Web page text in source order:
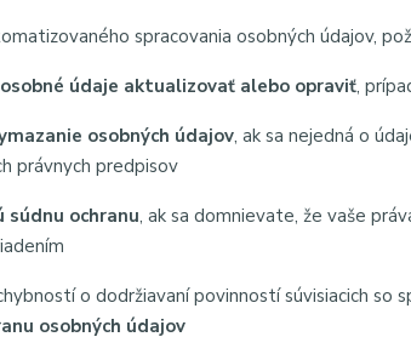
spracovania osobných údajov,
údaje aktualizovať alebo opraviť,
osobných údajov, ak sa nejedná o
právnych predpisov
súdnu ochranu, ak sa domnievate, že vaše
o dodržiavaní povinností súvisiacich so
osobných údajov